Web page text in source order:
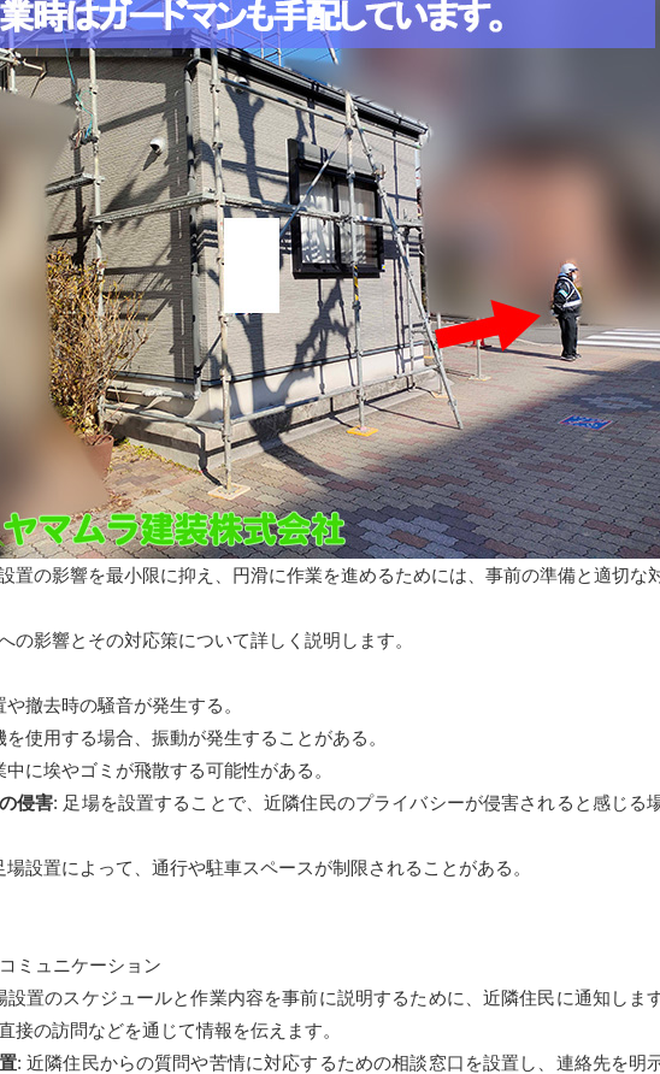
置の影響を最小限に抑え、円滑に作業を進めるためには、事前の準備と適切な
の影響とその対応策について詳しく説明します。
撤去時の騒音が発生する。
を使用する場合、振動が発生することがある。
中に埃やゴミが飛散する可能性がある。
侵害: 足場を設置することで、近隣住民のプライバシーが侵害されると感じる
場設置によって、通行や駐車スペースが制限されることがある。
ミュニケーション
設置のスケジュールと作業内容を事前に説明するために、近隣住民に通知しま
接の訪問などを通じて情報を伝えます。
: 近隣住民からの質問や苦情に対応するための相談窓口を設置し、連絡先を明